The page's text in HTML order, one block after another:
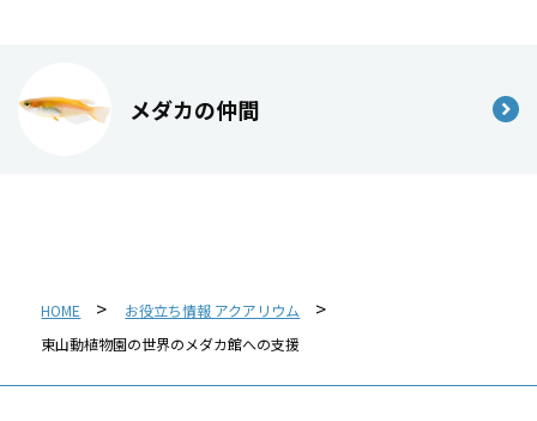
メダカの仲間
HOME
お役立ち情報 アクアリウム
東山動植物園の世界のメダカ館への支援